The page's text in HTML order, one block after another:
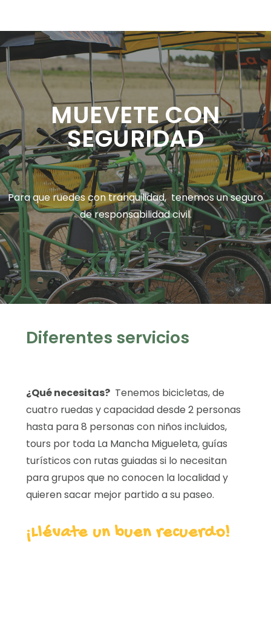
MUEVETE CON
SEGURIDAD
Para que ruedes con tranquilidad, tenemos un seguro
de responsabilidad civil.
Diferentes servicios
¿Qué necesitas?Tenemos bicicletas, de
cuatro ruedas y capacidad desde 2 personas
hasta para 8 personas con niños incluidos,
tours por toda La Mancha Migueleta, guías
turísticos con rutas guiadas si lo necesitan
para grupos que no conocen la localidad y
quieren sacar mejor partido a su paseo.
¡Llévate un buen recuerdo!